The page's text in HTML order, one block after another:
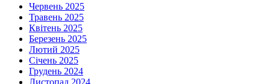
Червень 2025
Травень 2025
Квітень 2025
Березень 2025
Лютий 2025
Січень 2025
Грудень 2024